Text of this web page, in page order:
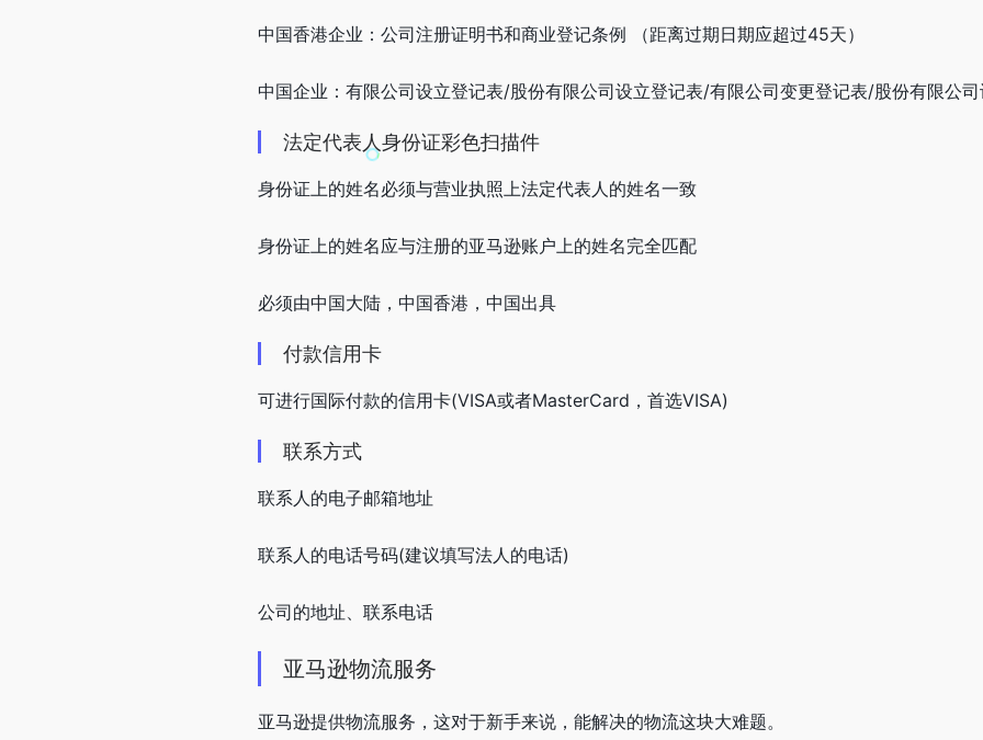
中国香港企业：公司注册证明书和商业登记条例 （距离过期日期应超过45天）
中国企业：有限公司设立登记表/股份有限公司设立登记表/有限公司变更登记表/股份有限公
法定代表人身份证彩色扫描件
身份证上的姓名必须与营业执照上法定代表人的姓名一致
身份证上的姓名应与注册的亚马逊账户上的姓名完全匹配
必须由中国大陆，中国香港，中国出具
付款信用卡
可进行国际付款的信用卡(VISA或者MasterCard，首选VISA)
联系方式
联系人的电子邮箱地址
联系人的电话号码(建议填写法人的电话)
公司的地址、联系电话
亚马逊物流服务
亚马逊提供物流服务，这对于新手来说，能解决的物流这块大难题。